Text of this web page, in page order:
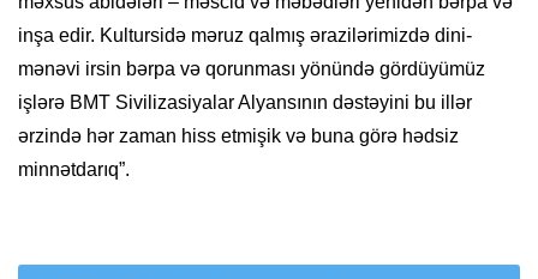
inşa edir. Kultursidə məruz qalmış ərazilərimizdə dini-
mənəvi irsin bərpa və qorunması yönündə gördüyümüz
işlərə BMT Sivilizasiyalar Alyansının dəstəyini bu illər
ərzində hər zaman hiss etmişik və buna görə hədsiz
minnətdarıq”.